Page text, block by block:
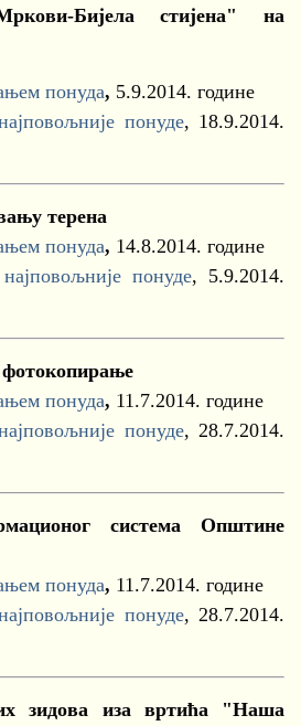
Бијела стијена" на
понуда, 5.9.2014. године
понуде, 18.9.2014.
терена
понуда, 14.8.2014. године
понуде, 5.9.2014.
фотокопирање
понуда, 11.7.2014. године
понуде, 28.7.2014.
система Општине
понуда, 11.7.2014. године
понуде, 28.7.2014.
зидова иза вртића "Наша